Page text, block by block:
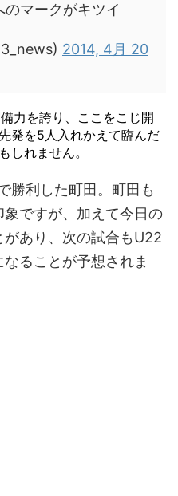
のマークがキツイ
2014, 4月 20
力を誇り、ここをこじ開
発を5人入れかえて臨んだ
しれません。
勝利した町田。町田も
ですが、加えて今日の
あり、次の試合もU22
ることが予想されま